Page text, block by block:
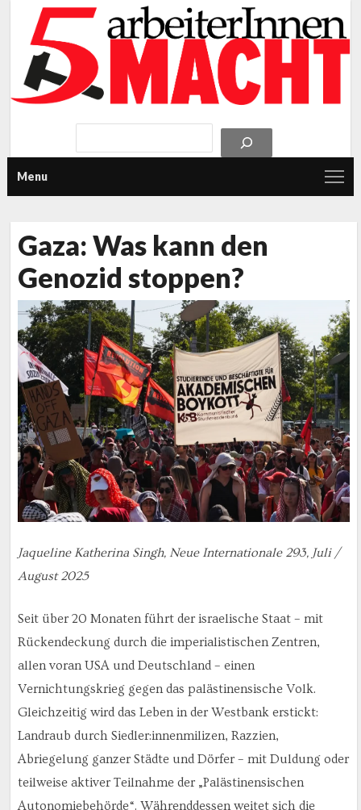
Menu
Gaza: Was kann den
Genozid stoppen?
Jaqueline Katherina Singh, Neue Internationale 293, Juli /
August 2025
Seit über 20 Monaten führt der israelische Staat – mit
Rückendeckung durch die imperialistischen Zentren,
allen voran USA und Deutschland – einen
Vernichtungskrieg gegen das palästinensische Volk.
Gleichzeitig wird das Leben in der Westbank erstickt:
Landraub durch Siedler:innenmilizen, Razzien,
Abriegelung ganzer Städte und Dörfer – mit Duldung oder
teilweise aktiver Teilnahme der „Palästinensischen
Autonomiebehörde“. Währenddessen weitet sich die